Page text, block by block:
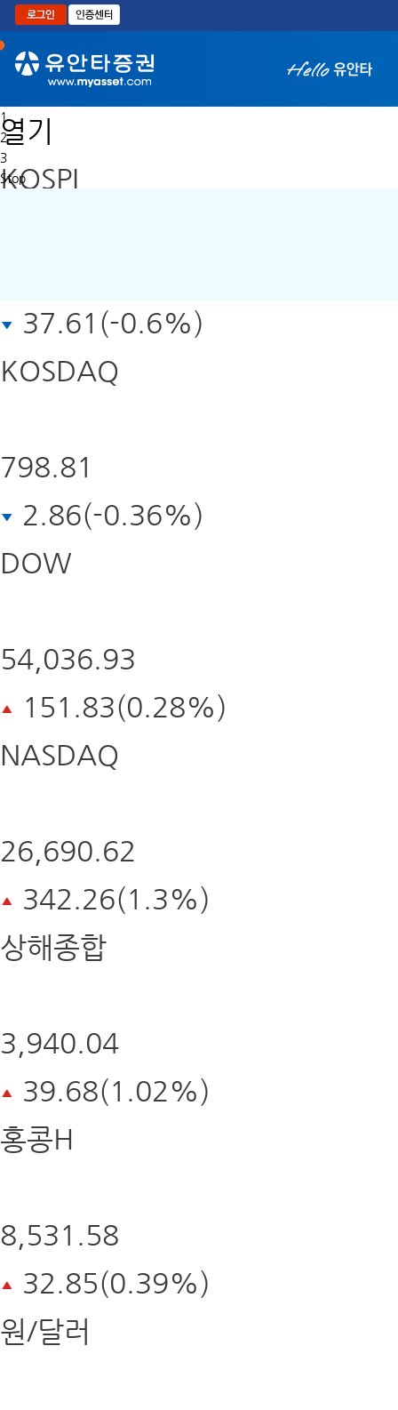
본문으로 바로가기
1
2
3
Stop
열기
KOSPI
37.61(-0.6%)
KOSDAQ
798.81
2.86(-0.36%)
DOW
54,036.93
151.83(0.28%)
NASDAQ
26,690.62
342.26(1.3%)
상해종합
3,940.04
39.68(1.02%)
홍콩H
8,531.58
32.85(0.39%)
원/달러